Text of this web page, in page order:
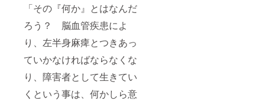
「その『何か』とはなんだ
ろう？ 脳血管疾患によ
り、左半身麻痺とつきあっ
ていかなければならなくな
り、障害者として生きてい
くという事は、何かしら意